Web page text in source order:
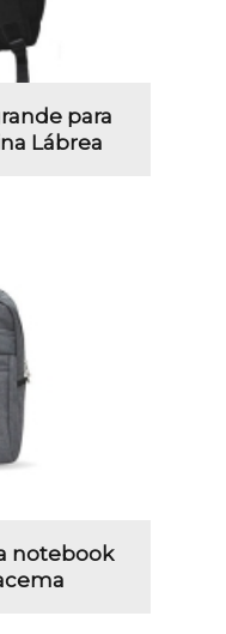
para
Lábrea
notebook